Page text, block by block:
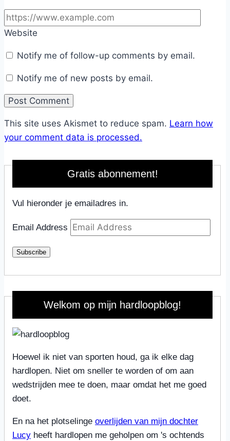
Website
Notify me of follow-up comments by email.
Notify me of new posts by email.
This site uses Akismet to reduce spam. Learn how
your comment data is processed.
Gratis abonnement!
Vul hieronder je emailadres in.
Email Address
Subscribe
Welkom op mijn hardloopblog!
Hoewel ik niet van sporten houd, ga ik elke dag
hardlopen. Niet om sneller te worden of om aan
wedstrijden mee te doen, maar omdat het me goed
doet.
En na het plotselinge overlijden van mijn dochter
Lucy heeft hardlopen me geholpen om 's ochtends